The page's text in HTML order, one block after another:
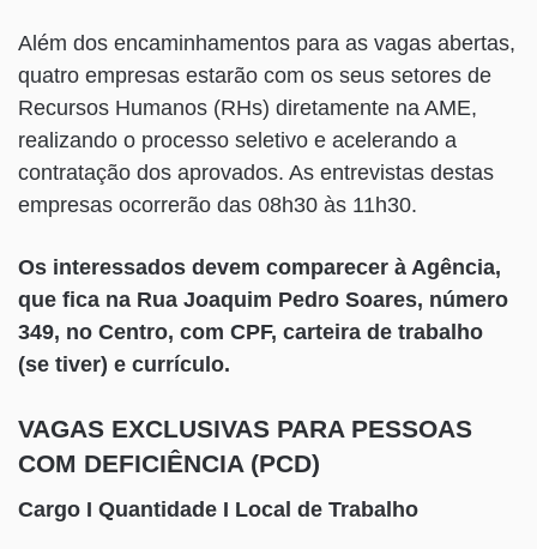
Além dos encaminhamentos para as vagas abertas,
quatro empresas estarão com os seus setores de
Recursos Humanos (RHs) diretamente na AME,
realizando o processo seletivo e acelerando a
contratação dos aprovados. As entrevistas destas
empresas ocorrerão das 08h30 às 11h30.
Os interessados devem comparecer à Agência,
que fica na Rua Joaquim Pedro Soares, número
349, no Centro, com CPF, carteira de trabalho
(se tiver) e currículo.
VAGAS EXCLUSIVAS PARA PESSOAS
COM DEFICIÊNCIA (PCD)
Cargo I Quantidade I Local de Trabalho